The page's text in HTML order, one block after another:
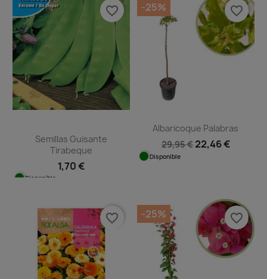
Semillas Guisante
Tirabeque
1,70 €
Disponible
favorite_border
Albaricoque Palabras
29,95 € 22,46 €
Disponible
-25% favorite_border
favorite_border -25% favorite_border